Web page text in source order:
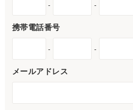
- -
携帯電話番号
- -
メールアドレス